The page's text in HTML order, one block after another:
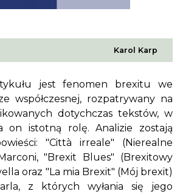
Karol Karp
jest fenomen brexitu we
współczesnej, rozpatrywany na
dotychczas tekstów, w
on istotną rolę. Analizie zostają
"Città irreale" (Nierealne
"Brexit Blues" (Brexitowy
oraz "La mia Brexit" (Mój brexit)
z których wyłania się jego